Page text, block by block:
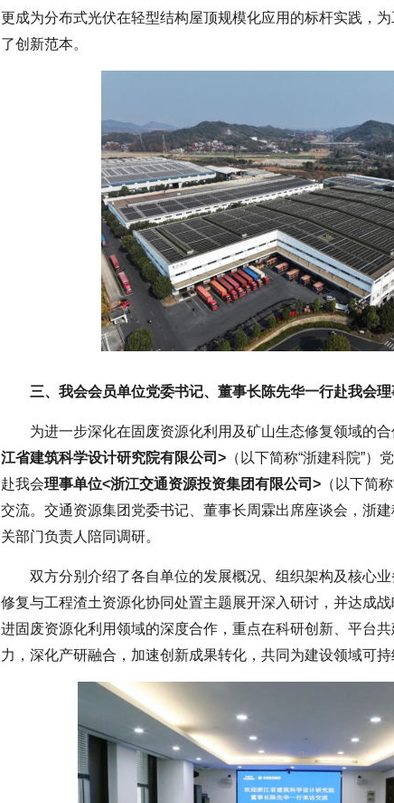
更成为分布式光伏在轻型结构屋顶规模化应用的标杆实践，
了创新范本。
三、我会会员单位党委书记、董事长陈先华一行赴我会
为进一步深化在固废资源化利用及矿山生态修复领域的
江省建筑科学设计研究院有限公司> （以下简称“浙建科院”）
赴我会理事单位<浙江交通资源投资集团有限公司> （以下简
交流。交通资源集团党委书记、董事长周霖出席座谈会，浙
关部门负责人陪同调研。
双方分别介绍了各自单位的发展概况、组织架构及核心
修复与工程渣土资源化协同处置主题展开深入研讨，并达成
进固废资源化利用领域的深度合作，重点在科研创新、平台
力，深化产研融合，加速创新成果转化，共同为建设领域可持